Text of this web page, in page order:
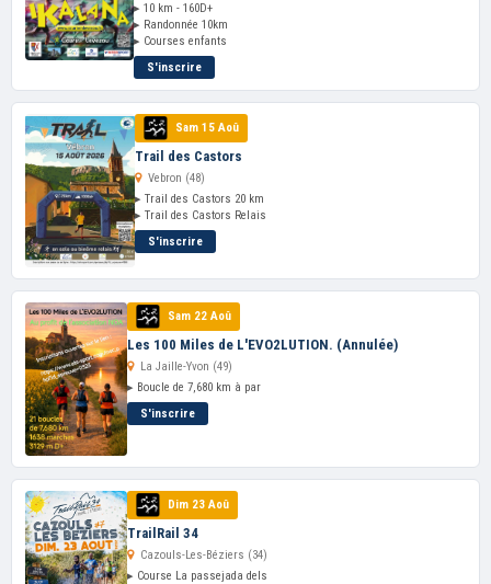
▸ 10 km - 160D+
▸ Randonnée 10km
▸ Courses enfants
S'inscrire
Sam 15 Aoû
Trail des Castors
Vebron (48)
▸ Trail des Castors 20 km
▸ Trail des Castors Relais
S'inscrire
Sam 22 Aoû
Les 100 Miles de L'EVO2LUTION. (Annulée)
La Jaille-Yvon (49)
▸ Boucle de 7,680 km à par
S'inscrire
Dim 23 Aoû
TrailRail 34
Cazouls-Les-Béziers (34)
▸ Course La passejada dels